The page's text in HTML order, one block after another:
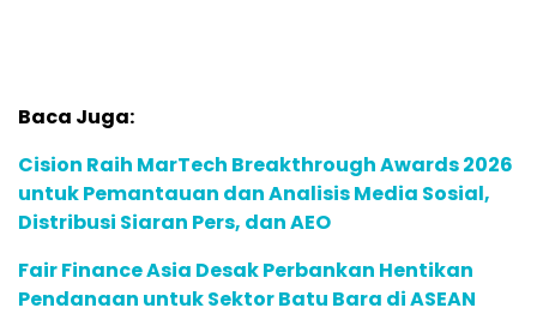
Baca Juga:
Cision Raih MarTech Breakthrough Awards 2026
untuk Pemantauan dan Analisis Media Sosial,
Distribusi Siaran Pers, dan AEO
Fair Finance Asia Desak Perbankan Hentikan
Pendanaan untuk Sektor Batu Bara di ASEAN